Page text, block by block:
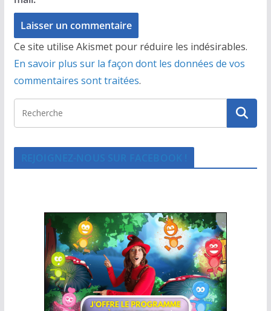
Ce site utilise Akismet pour réduire les indésirables.
En savoir plus sur la façon dont les données de vos
commentaires sont traitées.
REJOIGNEZ-NOUS SUR FACEBOOK !